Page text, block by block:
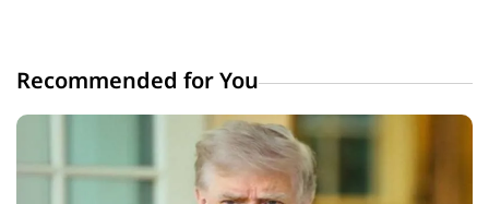
Recommended for You